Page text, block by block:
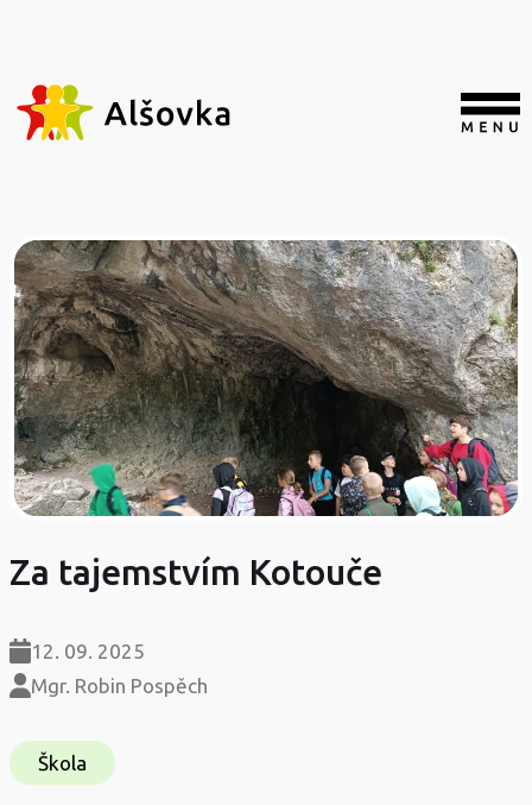
Za tajemstvím Kotouče
12. 09. 2025
Mgr. Robin Pospěch
Škola